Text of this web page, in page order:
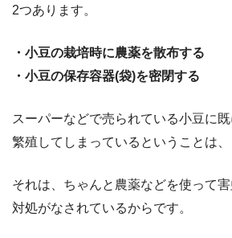
2つあります。
・小豆の栽培時に農薬を散布する
・小豆の保存容器(袋)を密閉する
スーパーなどで売られている小豆に
繁殖してしまっているということは、
それは、ちゃんと農薬などを使って
対処がなされているからです。